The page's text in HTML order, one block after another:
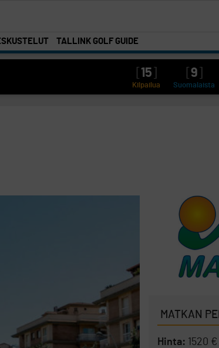
TALLINK GOLF GUIDE
15 9
Kilpailua Suomalaista
MATKAN
Hinta: 1520